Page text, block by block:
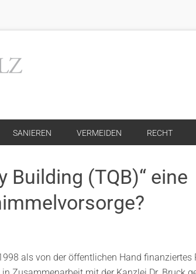
SANIEREN VERMEIDEN RECHT
Building (TQB)“ eine
als von der öffentlichen Hand finanziertes